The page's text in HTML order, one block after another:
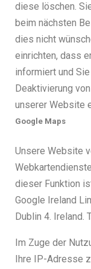
diese löschen.
beim nächsten
dies nicht
einrichten, dass
informiert und
Deaktivierung
unserer Website
Google Maps
Unsere Website
dieser Funktion
Google Ireland
Dublin 4. Ireland.
Im Zuge der
Ihre IP-Adresse